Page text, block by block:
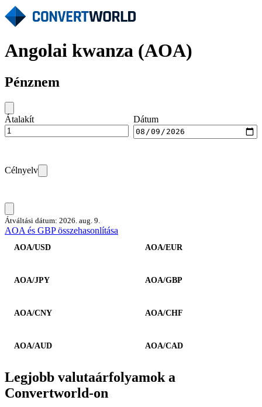
Angolai kwanza (AOA)
Pénznem
Átalakít Dátum
Célnyelv
Átváltási dátum: 2026. aug. 9.
AOA és GBP összehasonlítása
AOA/USD AOA/EUR
AOA/JPY AOA/GBP
AOA/CNY AOA/CHF
AOA/AUD AOA/CAD
Legjobb valutaárfolyamok a
Convertworld-on